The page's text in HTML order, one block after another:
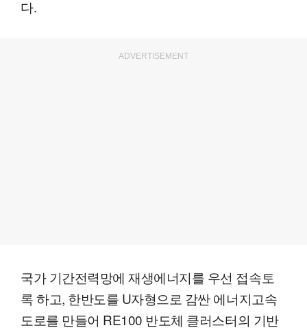
다.
ADVERTISEMENT
국가 기간전력망에 재생에너지를 우선 접속토
록 하고, 한반도를 U자형으로 감싼 에너지고속
도로를 만들어 RE100 반도체 클러스터의 기반